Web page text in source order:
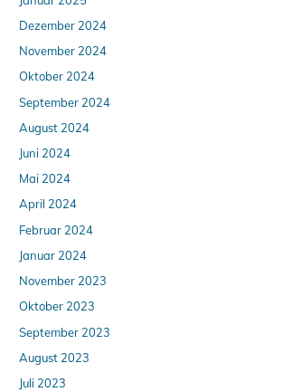
Dezember 2024
November 2024
Oktober 2024
September 2024
August 2024
Juni 2024
Mai 2024
April 2024
Februar 2024
Januar 2024
November 2023
Oktober 2023
September 2023
August 2023
Juli 2023